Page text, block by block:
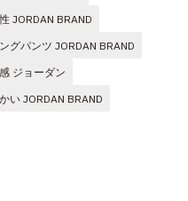
JORDAN BRAND
グパンツ JORDAN BRAND
ジョーダン
い JORDAN BRAND